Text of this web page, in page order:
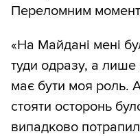
Переломним
«На Майдані мені
туди одразу, а
має бути моя роль.
стояти осторонь
випадково